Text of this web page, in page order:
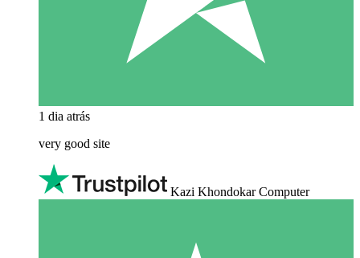
1 dia atrás
very good site
Kazi Khondokar Computer